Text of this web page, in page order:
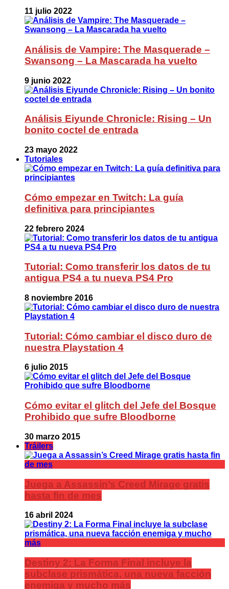
11 julio 2022
Análisis de Vampire: The Masquerade –
Swansong – La Mascarada ha vuelto
9 junio 2022
Análisis Eiyunde Chronicle: Rising – Un
bonito coctel de entrada
23 mayo 2022
Tutoriales
Cómo empezar en Twitch: La guía
definitiva para principiantes
22 febrero 2024
Tutorial: Como transferir los datos de tu
antigua PS4 a tu nueva PS4 Pro
8 noviembre 2016
Tutorial: Cómo cambiar el disco duro de
nuestra Playstation 4
6 julio 2015
Cómo evitar el glitch del Jefe del Bosque
Prohibido que sufre Bloodborne
30 marzo 2015
Tráilers
Juega a Assassin’s Creed Mirage gratis
hasta fin de mes
16 abril 2024
Destiny 2: La Forma Final incluye la
subclase prismática, una nueva facción
enemiga y mucho más